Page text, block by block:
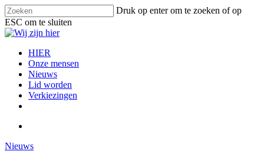
Skip
to
main
content
Druk op enter om te zoeken of op
ESC om te sluiten
Close
search
Menu
HIER
Onze mensen
Nieuws
Lid worden
Verkiezingen
Nieuws